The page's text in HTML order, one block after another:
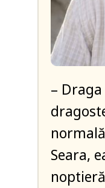
–
Seara,